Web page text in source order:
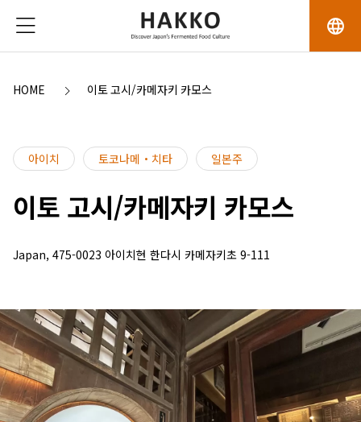
language
HOME 이토 고시/카메자키 카모스
아이치 토코나메・치타 일본주
이토 고시/카메자키 카모스
Japan, 475-0023 아이치현 한다시 카메자키초 9-111